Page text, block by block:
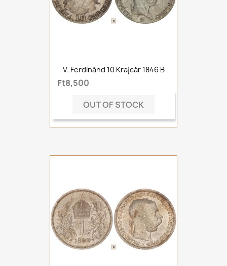
V. Ferdinánd 10 Krajcár 1846 B
Ft8,500
OUT OF STOCK